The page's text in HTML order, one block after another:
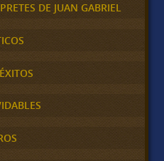
DE JUAN GABRIEL